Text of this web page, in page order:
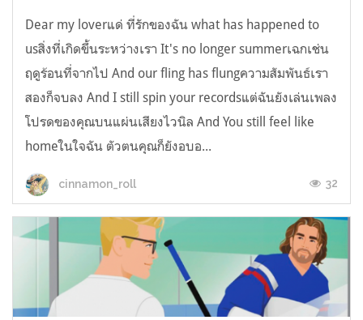
Dear my loverแด่ ที่รักของฉัน what has happened to
usสิ่งที่เกิดขึ้นระหว่างเรา It's no longer summerเฉกเช่น
ฤดูร้อนที่จากไป And our fling has flungความสัมพันธ์เรา
สองก็จบลง And I still spin your recordsแต่ฉันยังเล่นเพลง
โปรดของคุณบนแผ่นเสียงไวนิล And You still feel like
homeในใจฉัน ตัวตนคุณก็ยังอบอ...
cinnamon_roll 32